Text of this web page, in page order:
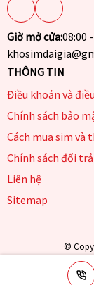
Giờ mở cửa:08:00
THÔNG TIN
Điều khoản và
Chính sách bảo
Cách mua sim và
Chính sách đổi trả
Liên hệ
Sitemap
©